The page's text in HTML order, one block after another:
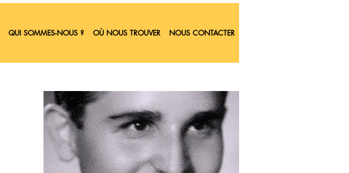
QUI SOMMES-NOUS ? OÙ NOUS TROUVER NOUS CONTACTER